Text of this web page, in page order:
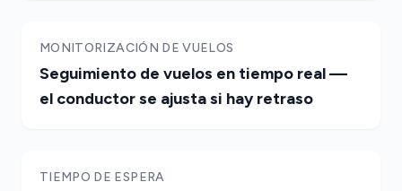
MONITORIZACIÓN DE VUELOS
Seguimiento de vuelos en tiempo real —
el conductor se ajusta si hay retraso
TIEMPO DE ESPERA